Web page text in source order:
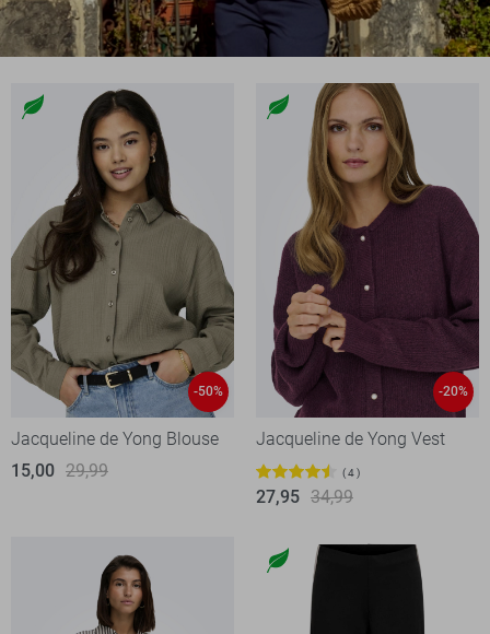
-50%
Jacqueline de Yong Blouse
15,00 29,99
-20%
Jacqueline de Yong Vest
4
27,95 34,99